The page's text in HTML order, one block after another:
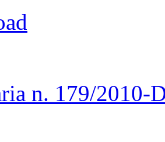
n. 179/2010-